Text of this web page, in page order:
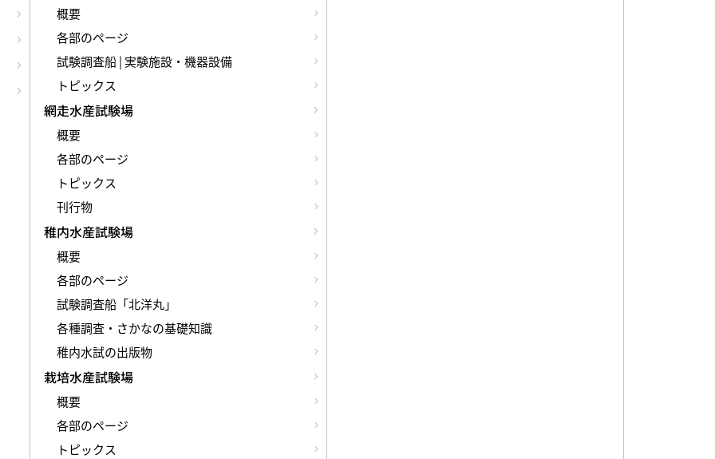
概要
各部のページ
試験調査船 | 実験施設・機器設備
トピックス
網走水産試験場
概要
各部のページ
トピックス
刊行物
稚内水産試験場
概要
各部のページ
試験調査船「北洋丸」
各種調査・さかなの基礎知識
稚内水試の出版物
栽培水産試験場
概要
各部のページ
トピックス